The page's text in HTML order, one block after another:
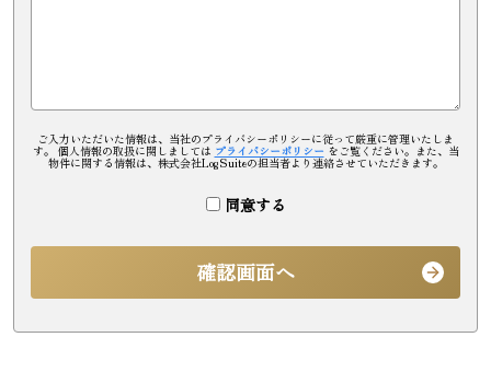
ご入力いただいた情報は、当社のプライバシーポリシーに従って厳重に管理いたしま
す。 個人情報の取扱に関しましては プライバシーポリシーをご覧ください。また、当
物件に関する情報は、株式会社LogSuiteの担当者より連絡させていただきます。
同意する
確認画面へ